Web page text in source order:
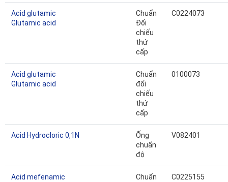
Acid glutamic
Glutamic acid
Chuẩn
Đối
chiếu
thứ
cấp
C0224073
Acid glutamic
Glutamic acid
Chuẩn
đối
chiếu
thứ
cấp
0100073
Acid Hydrocloric 0,1N
Ống
chuẩn
độ
V082401
Acid mefenamic Chuẩn C0225155